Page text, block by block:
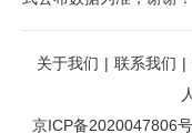
关于我们 | 联系我们 |
京ICP备2020047806